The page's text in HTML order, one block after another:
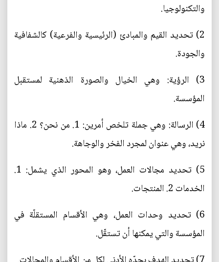
والتكنولوجيا.
2) تحديد القيم والمبادئ (الرئيسية والفرعية) كالشفافية
والجودة.
3) الرؤية: وهي الخيال والصورة الذهنية لمستقبل
المؤسسة.
4) الرسالة: وهي جملة تلخص أمرين: 1. من نحن؟ 2. ماذا
نريد، وهي عنوان لمجرد الفخر والوجاهة.
5) تحديد مجالات العمل، وهو المحور الذي يشمل: 1.
الخدمات 2. المنتجات.
6) تحديد وحدات العمل، وهي الأقسام المستقلّة في
المؤسسة والتي يمكنها أن تستقّل.